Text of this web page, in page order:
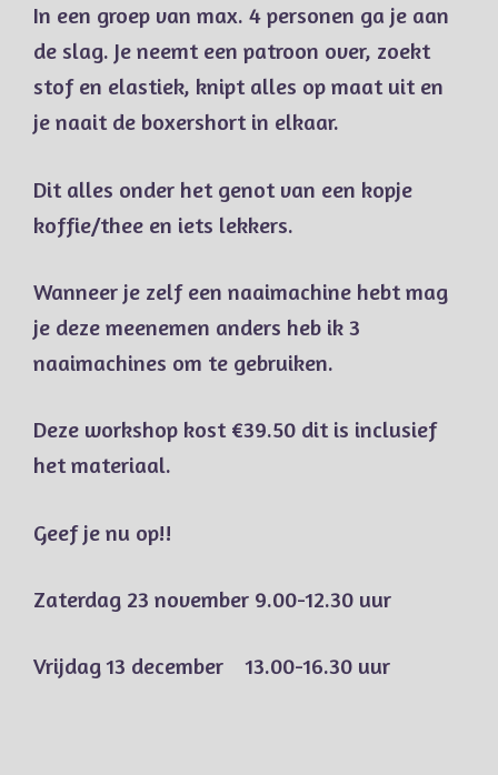
In een groep van max. 4 personen ga je aan
de slag. Je neemt een patroon over, zoekt
stof en elastiek, knipt alles op maat uit en
je naait de boxershort in elkaar.
Dit alles onder het genot van een kopje
koffie/thee en iets lekkers.
Wanneer je zelf een naaimachine hebt mag
je deze meenemen anders heb ik 3
naaimachines om te gebruiken.
Deze workshop kost €39.50 dit is inclusief
het materiaal.
Geef je nu op!!
Zaterdag 23 november 9.00-12.30 uur
Vrijdag 13 december 13.00-16.30 uur